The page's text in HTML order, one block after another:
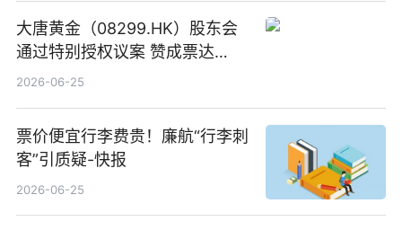
大唐黄金（08299.HK）股东会
通过特别授权议案 赞成票达
100%_新动态
2026-06-25
票价便宜行李费贵！廉航“行李刺
客”引质疑-快报
2026-06-25